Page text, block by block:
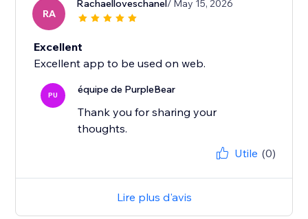
RA
Rachaelloveschanel/ May 15, 2026
Excellent
Excellent app to be used on web.
PU équipe de PurpleBear
Thank you for sharing your
thoughts.
Utile (0)
Lire plus d'avis